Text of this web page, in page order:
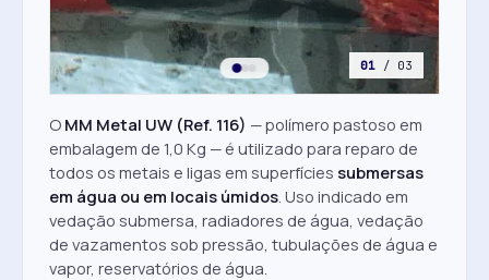
01/ 03
O MM Metal UW (Ref. 116) — polímero pastoso em
embalagem de 1,0 Kg — é utilizado para reparo de
todos os metais e ligas em superfícies submersas
em água ou em locais úmidos . Uso indicado em
vedação submersa, radiadores de água, vedação
de vazamentos sob pressão, tubulações de água e
vapor, reservatórios de água.